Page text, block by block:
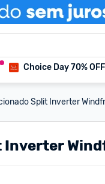
Choice Day 70% OFF
Split Inverter